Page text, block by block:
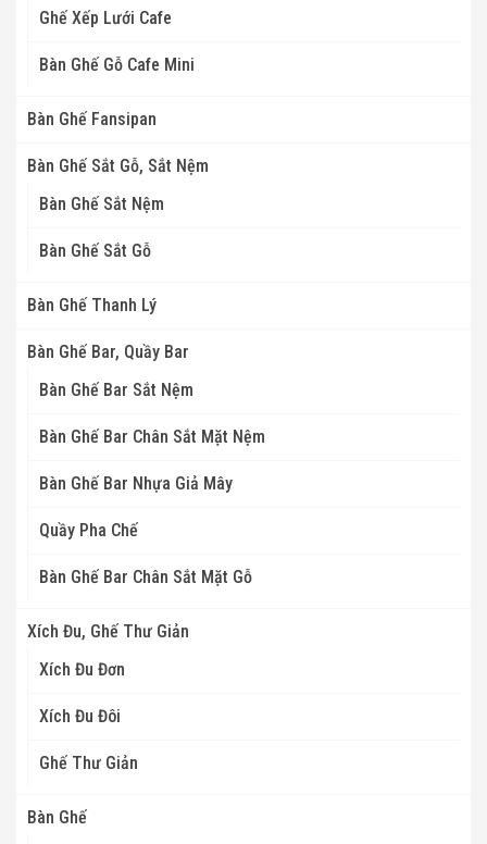
Ghế Xếp Lưới Cafe
Bàn Ghế Gỗ Cafe Mini
Bàn Ghế Fansipan
Bàn Ghế Sắt Gỗ, Sắt Nệm
Bàn Ghế Sắt Nệm
Bàn Ghế Sắt Gỗ
Bàn Ghế Thanh Lý
Bàn Ghế Bar, Quầy Bar
Bàn Ghế Bar Sắt Nệm
Bàn Ghế Bar Chân Sắt Mặt Nệm
Bàn Ghế Bar Nhựa Giả Mây
Quầy Pha Chế
Bàn Ghế Bar Chân Sắt Mặt Gỗ
Xích Đu, Ghế Thư Giản
Xích Đu Đơn
Xích Đu Đôi
Ghế Thư Giản
Bàn Ghế